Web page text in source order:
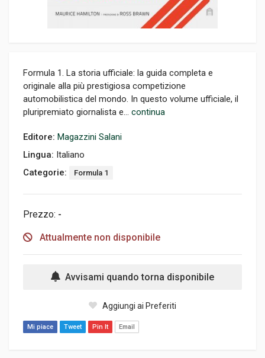
Formula 1. La storia ufficiale: la guida completa e
originale alla più prestigiosa competizione
automobilistica del mondo. In questo volume ufficiale, il
pluripremiato giornalista e... continua
Editore: Magazzini Salani
Lingua: Italiano
Categorie:
Formula 1
Prezzo: -
Attualmente non disponibile
Avvisami quando torna disponibile
Aggiungi ai Preferiti
Mi piace Tweet Pin It Email